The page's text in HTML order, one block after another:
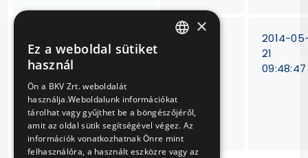
autóbuszok
időszakos műszaki
felülvizsgálatra való
felkészítése és
műszaki
vizsgáztatása
15T-
2014-
21
09:48:47
×
Ez a weboldal sütiket
használ
Ön a BKV Zrt. weboldalát
használja.Weboldalunk információkat
tárolhat vagy gyűjthet be a böngészőjéről,
amit az oldal sütik segítségével végez. Az
információk vonatkozhatnak Önre mint
felhasználóra, a használt eszközre vagy az